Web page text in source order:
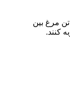
به گزارش خبرگزاری خبرشهر، نصیری با اشاره به توزیع سبد پروتئین برای مستمری‌بگیران تحت پوشش، یادآور شد: در این راستا با مشارکت بنیاد احسان ستاد اجرایی فرمان امام (ره) ۲۰۰ تن مرغ بین